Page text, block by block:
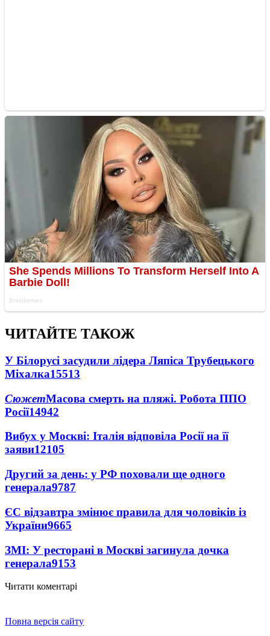
ЧИТАЙТЕ ТАКОЖ
У Білорусі засудили лідера Ляпіса Трубецького
Міхалка15513
СюжетМасова смерть на пляжі. Робота ППО
Росії14942
Вибух у Москві: Італія відповіла Росії на її
заяви12105
Другий за день: у РФ поховали ще одного
генерала9787
ЄС відзавтра змінює правила для чоловіків із
України9665
ЗМІ: У ресторані в Москві загинула дочка
генерала9153
Читати коментарі
Повна версія сайту